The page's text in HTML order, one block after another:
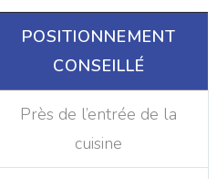
POSITIONNEMENT
CONSEILLÉ
Près de l’entrée de la
cuisine